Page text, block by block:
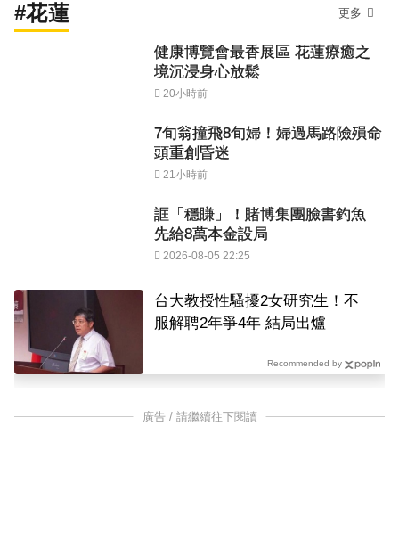
#花蓮 更多
健康博覽會最香展區 花蓮療癒之
境沉浸身心放鬆
20小時前
7旬翁撞飛8旬婦！婦過馬路險殞命
頭重創昏迷
21小時前
誆「穩賺」！賭博集團臉書釣魚
先給8萬本金設局
2026-08-05 22:25
台大教授性騷擾2女研究生！不
服解聘2年爭4年 結局出爐
Recommended by
廣告 / 請繼續往下閱讀